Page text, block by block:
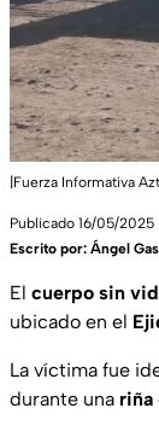
|Fuerza Informativa
Publicado 16/05/2025
Escrito por: Ángel
El cuerpo sin
ubicado en el
La víctima fue
durante una riña